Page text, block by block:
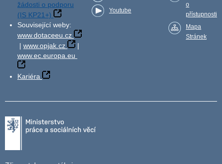
žádosti o podporu
(IS KP21+)
Související weby:
www.dotaceeu.cz
| www.opjak.cz
|
www.ec.europa.eu
Kariéra
Youtube
o
přístupnosti
Mapa
Stránek